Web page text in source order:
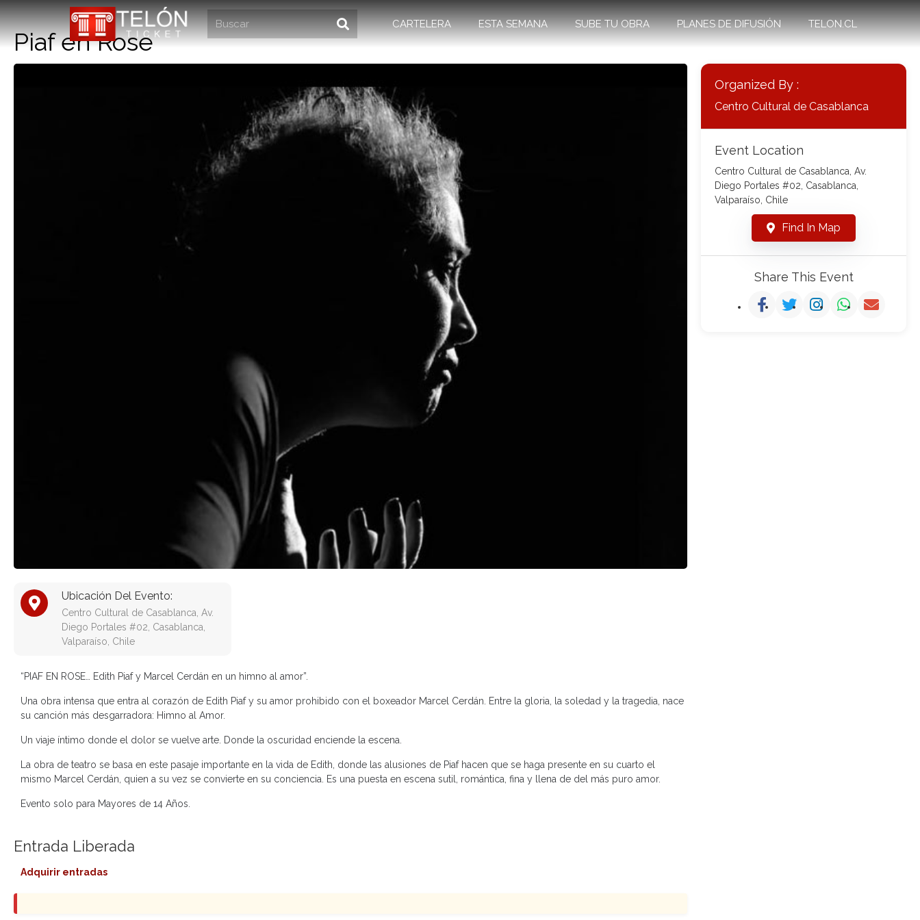
CARTELERA ESTA SEMANA SUBE TU OBRA PLANES DE DIFUSIÓN TELON.CL
Piaf en Rose
Ubicación Del Evento:
Centro Cultural de Casablanca, Av.
Diego Portales #02, Casablanca,
Valparaíso, Chile
“PIAF EN ROSE… Edith Piaf y Marcel Cerdán en un himno al amor”.
Una obra intensa que entra al corazón de Edith Piaf y su amor prohibido con el boxeador Marcel Cerdán. Entre la gloria, la soledad y la tragedia, nace
su canción más desgarradora: Himno al Amor.
Un viaje íntimo donde el dolor se vuelve arte. Donde la oscuridad enciende la escena.
La obra de teatro se basa en este pasaje importante en la vida de Edith, donde las alusiones de Piaf hacen que se haga presente en su cuarto el
mismo Marcel Cerdán, quien a su vez se convierte en su conciencia. Es una puesta en escena sutil, romántica, fina y llena de del más puro amor.
Evento solo para Mayores de 14 Años.
Entrada Liberada
Adquirir entradas
Organized By :
Centro Cultural de Casablanca
Event Location
Centro Cultural de Casablanca, Av.
Diego Portales #02, Casablanca,
Valparaíso, Chile
Find In Map
Share This Event